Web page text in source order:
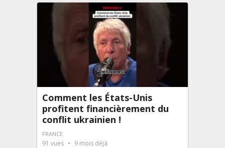
Comment les États-Unis
profitent financièrement du
conflit ukrainien !
FRANCE
91 vues 9 mois déjà